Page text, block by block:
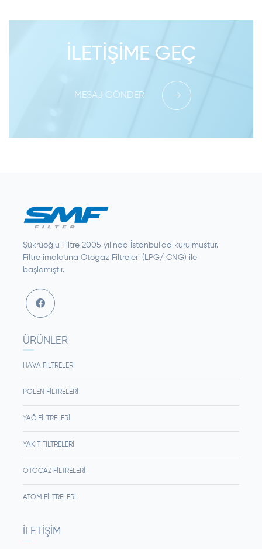
İLETIŞIME GEÇ
MESAJ GÖNDER
Şükrüoğlu Filtre 2005 yılında İstanbul’da kurulmuştur.
Filtre imalatına Otogaz Filtreleri (LPG/ CNG) ile
başlamıştır.
ÜRÜNLER
HAVA FILTRELERI
POLEN FILTRELERI
YAĞ FILTRELERI
YAKIT FILTRELERI
OTOGAZ FILTRELERI
ATOM FILTRELERI
İLETIŞIM